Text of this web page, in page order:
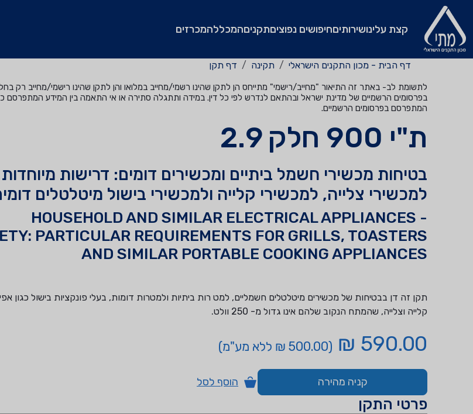
קצת עלינושירותיםחיפושים נפוציםתקניםהמכללהמכרזים
דף הבית - מכון התקנים הישראלי תקינה דף תקן
לתשומת לב- באתר זה התיאור "מחייב/רישמי" מתייחס הן לתקן שהינו רשמי/מחייב במלואו והן לתקן שהינו רישמי/מחייב רק
בפרסומים הרשמיים של מדינת ישראל ובהתאם לנדרש לפי כל דין. במידה ותתגלה סתירה או אי התאמה בין המידע המתפרסם
המתפרסם בפרסומים הרשמיים.
ת"י 900 חלק 2.9
בטיחות מכשירי חשמל ביתיים ומכשירים דומים: דרישות מיוחדות
למכשירי צלייה, למכשירי קלייה ולמכשירי בישול מיטלטלים
HOUSEHOLD AND SIMILAR ELECTRICAL APPLIANCES -
PARTICULAR REQUIREMENTS FOR GRILLS, TOASTERS
AND SIMILAR PORTABLE COOKING APPLIANCES
תקן זה דן בבטיחות של מכשירים מיטלטלים חשמליים, למט רות ביתיות ולמטרות דומות, בעלי פונקציות בישול כגון
קלייה וצלייה, שהמתח הנקוב שלהם אינו גדול מ- 250 וולט.
590.00 ₪ (500.00 ₪ ללא מע"מ)
קניה מהירה הוסף לסל
פרטי התקן